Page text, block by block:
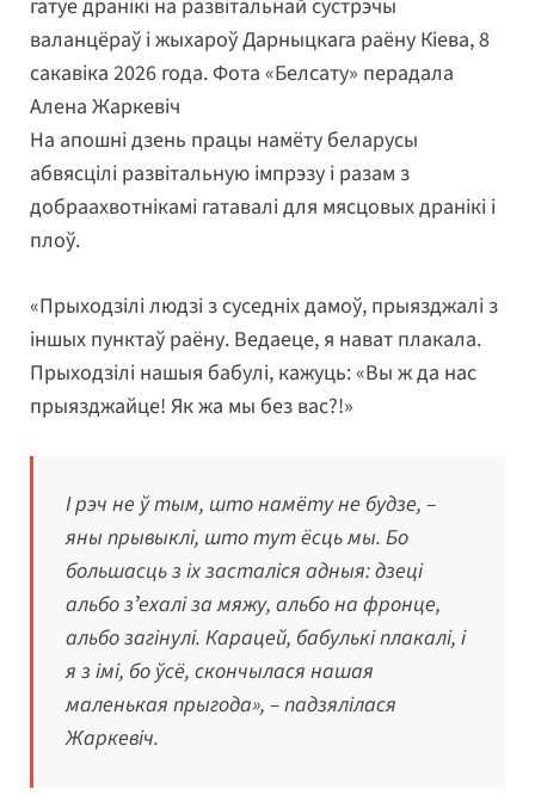
гатуе дранікі на развітальнай сустрэчы
валанцёраў і жыхароў Дарныцкага раёну Кіева, 8
сакавіка 2026 года. Фота «Белсату» перадала
Алена Жаркевіч
На апошні дзень працы намёту беларусы
абвясцілі развітальную імпрэзу і разам з
добраахвотнікамі гатавалі для мясцовых дранікі і
плоў.
«Прыходзілі людзі з суседніх дамоў, прыязджалі з
іншых пунктаў раёну. Ведаеце, я нават плакала.
Прыходзілі нашыя бабулі, кажуць: «Вы ж да нас
прыязджайце! Як жа мы без вас?!»
І рэч не ў тым, што намёту не будзе, –
яны прывыклі, што тут ёсць мы. Бо
большасць з іх засталіся адныя: дзеці
альбо зʼехалі за мяжу, альбо на фронце,
альбо загінулі. Карацей, бабулькі плакалі, і
я з імі, бо ўсё, скончылася нашая
маленькая прыгода», – падзялілася
Жаркевіч.